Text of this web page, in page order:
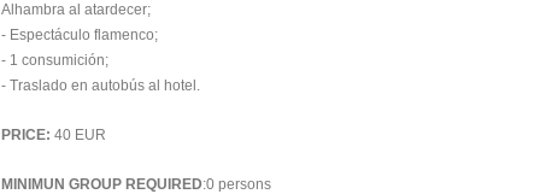
Alhambra al atardecer;
- Espectáculo flamenco;
- 1 consumición;
- Traslado en autobús al hotel.
PRICE: 40 EUR
MINIMUN GROUP REQUIRED:0 persons